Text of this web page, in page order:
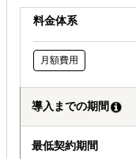
料金体系
月額費用
導入までの期間
最低契約期間